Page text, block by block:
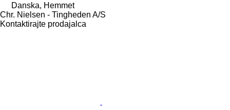
Danska, Hemmet
Chr. Nielsen - Tingheden A/S
Kontaktirajte prodajalca